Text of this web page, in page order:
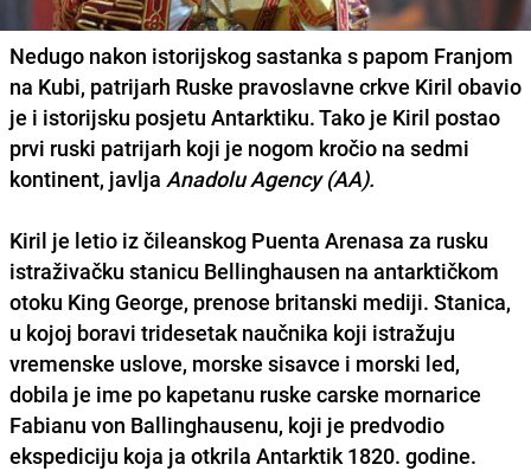
Nedugo nakon istorijskog sastanka s papom Franjom
na Kubi, patrijarh Ruske pravoslavne crkve Kiril obavio
je i istorijsku posjetu Antarktiku. Tako je Kiril postao
prvi ruski patrijarh koji je nogom kročio na sedmi
kontinent, javlja Anadolu Agency (AA).
Kiril je letio iz čileanskog Puenta Arenasa za rusku
istraživačku stanicu Bellinghausen na antarktičkom
otoku King George, prenose britanski mediji. Stanica,
u kojoj boravi tridesetak naučnika koji istražuju
vremenske uslove, morske sisavce i morski led,
dobila je ime po kapetanu ruske carske mornarice
Fabianu von Ballinghausenu, koji je predvodio
ekspediciju koja ja otkrila Antarktik 1820. godine.